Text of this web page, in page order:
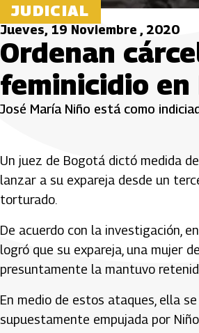
JUDICIAL
Jueves, 19 Noviembre , 2020
Ordenan
feminicidio en
José María Niño está como
Un juez de Bogotá dictó medida
lanzar a su expareja desde un
torturado.
De acuerdo con la investigación,
logró que su expareja, una mujer
presuntamente la mantuvo
En medio de estos ataques, ella
supuestamente empujada por